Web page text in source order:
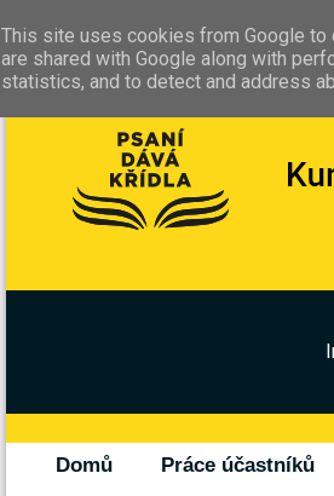
Domů Práce účastníků
This site uses cookies from Google to
are shared with Google along with
statistics, and to detect and address